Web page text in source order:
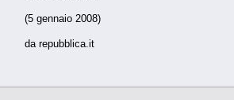
(5 gennaio 2008)
da repubblica.it